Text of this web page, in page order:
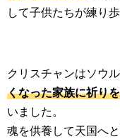
して子供たちが練り
クリスチャンはソウ
くなった家族に祈り
いました。
魂を供養して天国へ